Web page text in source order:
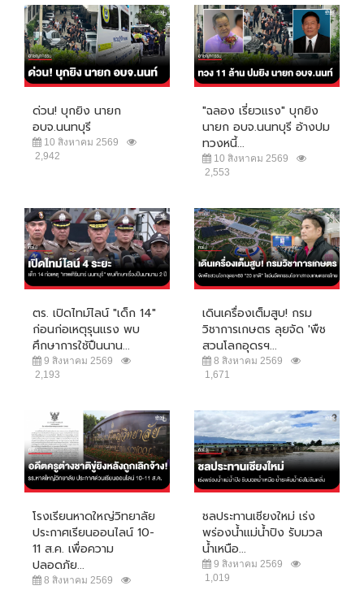
ด่วน! บุกยิง นายก
อบจ.นนทบุรี
10 สิงหาคม 2569
2,942
"ฉลอง เรี่ยวแรง" บุกยิง
นายก อบจ.นนทบุรี อ้างปม
ทวงหนี้...
10 สิงหาคม 2569
2,553
ตร. เปิดไทม์ไลน์ "เด็ก 14"
ก่อนก่อเหตุรุนแรง พบ
ศึกษาการใช้ปืนนาน...
9 สิงหาคม 2569
2,193
เดินเครื่องเต็มสูบ! กรม
วิชาการเกษตร ลุยจัด 'พืช
สวนโลกอุดรฯ...
8 สิงหาคม 2569
1,671
โรงเรียนหาดใหญ่วิทยาลัย
ประกาศเรียนออนไลน์ 10-
11 ส.ค. เพื่อความ
ปลอดภัย...
8 สิงหาคม 2569
ชลประทานเชียงใหม่ เร่ง
พร่องน้ำแม่น้ำปิง รับมวล
น้ำเหนือ...
9 สิงหาคม 2569
1,019